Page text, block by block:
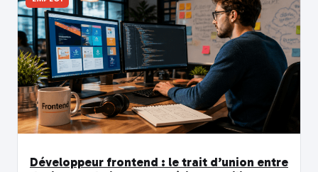
Développeur frontend : le trait d’union entre